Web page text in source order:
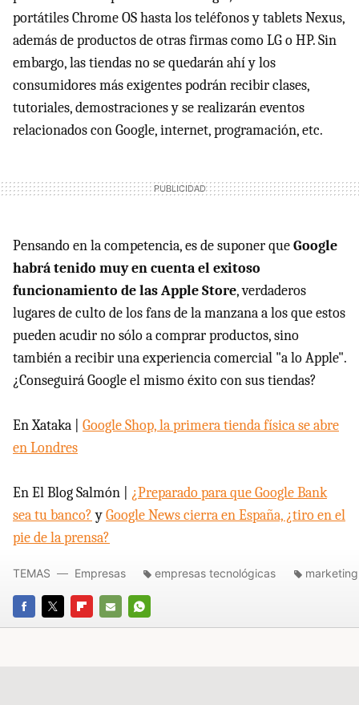
portátiles Chrome OS hasta los teléfonos y tablets Nexus,
además de productos de otras firmas como LG o HP. Sin
embargo, las tiendas no se quedarán ahí y los
consumidores más exigentes podrán recibir clases,
tutoriales, demostraciones y se realizarán eventos
relacionados con Google, internet, programación, etc.
Pensando en la competencia, es de suponer queGoogle
habrá tenido muy en cuenta el exitoso
funcionamiento de las Apple Store, verdaderos
lugares de culto de los fans de la manzana a los que estos
pueden acudir no sólo a comprar productos, sino
también a recibir una experiencia comercial "a lo Apple".
¿Conseguirá Google el mismo éxito con sus tiendas?
En Xataka | Google Shop, la primera tienda física se abre
en Londres
En El Blog Salmón | ¿Preparado para que Google Bank
sea tu banco?yGoogle News cierra en España, ¿tiro en el
pie de la prensa?
FACEBOOK
TWITTERFLIPBOARD
E-
WHATSAPP
TEMAS Empresas empresas tecnológicas marketing